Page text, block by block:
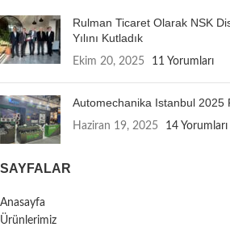
Rulman Ticaret Olarak NSK
Yılını Kutladık
Ekim 20, 2025 11 Yorumları
Automechanika Istanbul 2025
Haziran 19, 2025 14 Yorumları
SAYFALAR
Anasayfa
Ürünlerimiz